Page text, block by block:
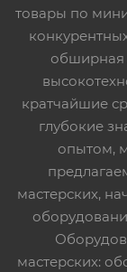
товары по
обширная
кратчайшие
глубокие
опытом,
мастерских,
мастерских: